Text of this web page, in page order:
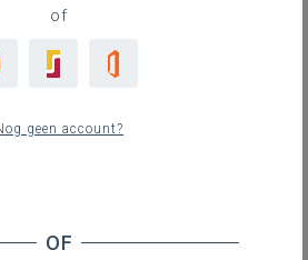
de praktijk
of
geen account?